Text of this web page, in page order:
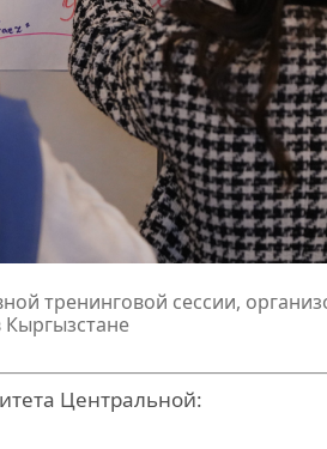
тренинговой сессии,
Центральной: